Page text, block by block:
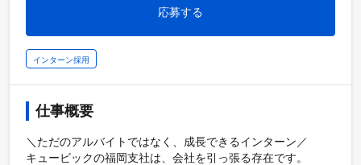
応募する
インターン採用
仕事概要
＼ただのアルバイトではなく、成長できるインターン／
キュービックの福岡支社は、会社を引っ張る存在です。